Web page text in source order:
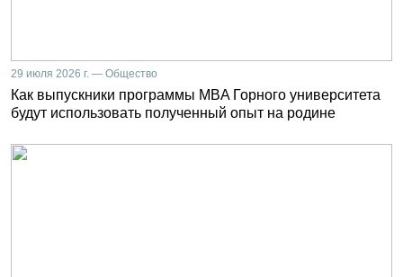
29 июля 2026 г. — Общество
Как выпускники программы MBA Горного университета
будут использовать полученный опыт на родине